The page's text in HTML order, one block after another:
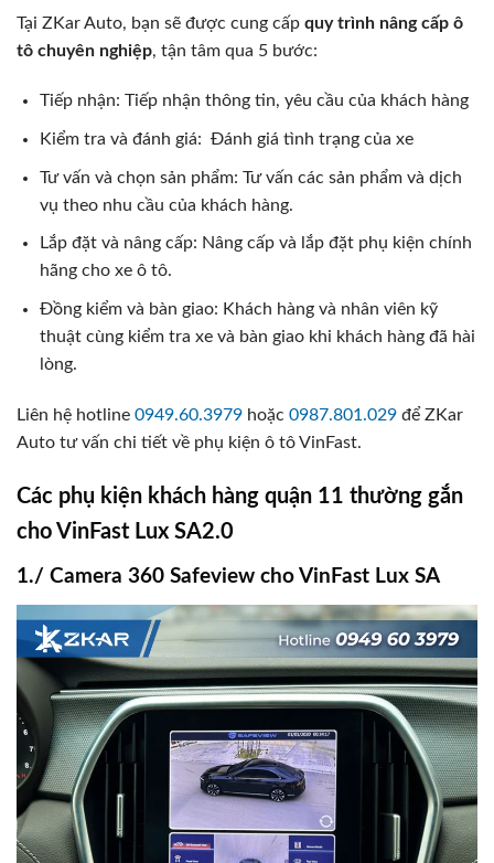
Tại ZKar Auto, bạn sẽ được cung cấp quy trình nâng cấp ô
tô chuyên nghiệp, tận tâm qua 5 bước:
Tiếp nhận: Tiếp nhận thông tin, yêu cầu của khách hàng
Kiểm tra và đánh giá: Đánh giá tình trạng của xe
Tư vấn và chọn sản phẩm: Tư vấn các sản phẩm và dịch
vụ theo nhu cầu của khách hàng.
Lắp đặt và nâng cấp: Nâng cấp và lắp đặt phụ kiện chính
hãng cho xe ô tô.
Đồng kiểm và bàn giao: Khách hàng và nhân viên kỹ
thuật cùng kiểm tra xe và bàn giao khi khách hàng đã hài
lòng.
Liên hệ hotline 0949.60.3979 hoặc 0987.801.029 để ZKar
Auto tư vấn chi tiết về phụ kiện ô tô VinFast.
Các phụ kiện khách hàng quận 11 thường gắn
cho VinFast Lux SA2.0
1./ Camera 360 Safeview cho VinFast Lux SA